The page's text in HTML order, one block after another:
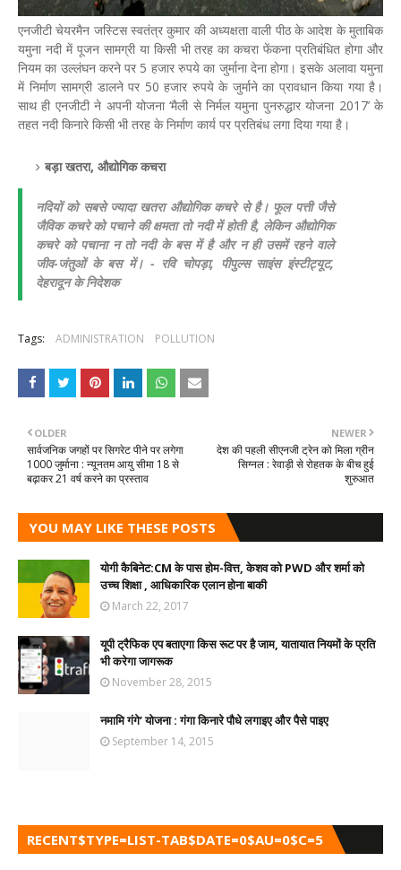
एनजीटी चेयरमैन जस्टिस स्वतंत्र कुमार की अध्यक्षता वाली पीठ के आदेश के मुताबिक
यमुना नदी में पूजन सामग्री या किसी भी तरह का कचरा फेंकना प्रतिबंधित होगा और
नियम का उल्लंघन करने पर 5 हजार रुपये का जुर्माना देना होगा। इसके अलावा यमुना
में निर्माण सामग्री डालने पर 50 हजार रुपये के जुर्माने का प्रावधान किया गया है।
साथ ही एनजीटी ने अपनी योजना ‘मैली से निर्मल यमुना पुनरुद्धार योजना 2017’ के
तहत नदी किनारे किसी भी तरह के निर्माण कार्य पर प्रतिबंध लगा दिया गया है।
बड़ा खतरा, औद्योगिक कचरा
नदियों को सबसे ज्यादा खतरा औद्योगिक कचरे से है। फूल पत्ती जैसे
जैविक कचरे को पचाने की क्षमता तो नदी में होती है, लेकिन औद्योगिक
कचरे को पचाना न तो नदी के बस में है और न ही उसमें रहने वाले
जीव-जंतुओं के बस में। - रवि चोपड़ा, पीपुल्स साइंस इंस्टीट्यूट,
देहरादून के निदेशक
Tags: ADMINISTRATION POLLUTION
NEWER
देश की पहली सीएनजी ट्रेन को मिला ग्रीन
सिग्नल : रेवाड़ी से रोहतक के बीच हुई
शुरुआत
OLDER
सार्वजनिक जगहों पर सिगरेट पीने पर लगेगा
1000 जुर्माना : न्यूनतम आयु सीमा 18 से
बढ़ाकर 21 वर्ष करने का प्रस्ताव
YOU MAY LIKE THESE POSTS
योगी कैबिनेट:CM के पास होम-वित्त, केशव को PWD और शर्मा को
उच्च शिक्षा , आधिकारिक एलान होना बाकी
March 22, 2017
यूपी ट्रैफिक एप बताएगा किस रूट पर है जाम, यातायात नियमों के प्रति
भी करेगा जागरूक
November 28, 2015
नमामि गंगे’ योजना : गंगा किनारे पौधे लगाइए और पैसे पाइए
September 14, 2015
RECENT$TYPE=LIST-TAB$DATE=0$AU=0$C=5